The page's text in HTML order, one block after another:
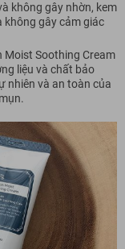
không gây nhờn, kem
gây cảm giác
Moist Soothing Cream
liệu và chất bảo
nhiên và an toàn của